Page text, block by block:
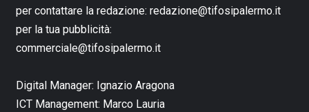
per contattare la redazione: redazione@tifosipalermo.it
per la tua pubblicità:
commerciale@tifosipalermo.it
Digital Manager: Ignazio Aragona
ICT Management: Marco Lauria